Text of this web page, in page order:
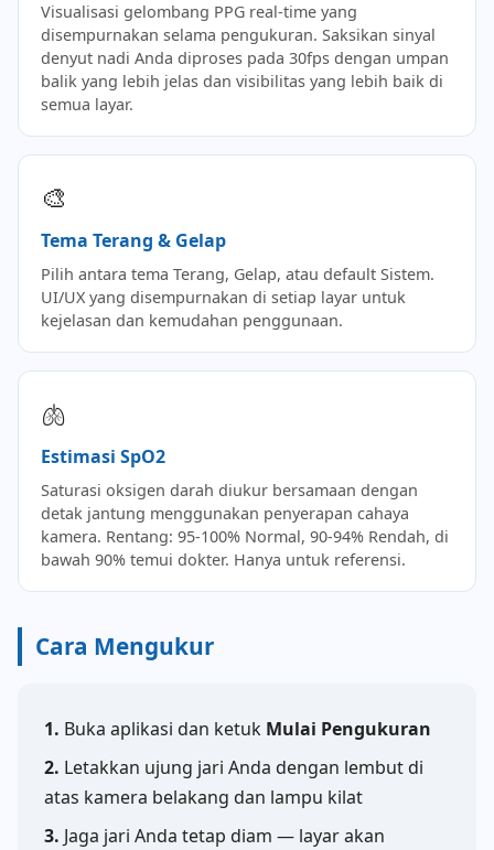
Visualisasi gelombang PPG real-time yang
disempurnakan selama pengukuran. Saksikan sinyal
denyut nadi Anda diproses pada 30fps dengan umpan
balik yang lebih jelas dan visibilitas yang lebih baik di
semua layar.
🎨
Tema Terang & Gelap
Pilih antara tema Terang, Gelap, atau default Sistem.
UI/UX yang disempurnakan di setiap layar untuk
kejelasan dan kemudahan penggunaan.
🫁
Estimasi SpO2
Saturasi oksigen darah diukur bersamaan dengan
detak jantung menggunakan penyerapan cahaya
kamera. Rentang: 95-100% Normal, 90-94% Rendah, di
bawah 90% temui dokter. Hanya untuk referensi.
Cara Mengukur
1. Buka aplikasi dan ketuk Mulai Pengukuran
2. Letakkan ujung jari Anda dengan lembut di
atas kamera belakang dan lampu kilat
3. Jaga jari Anda tetap diam — layar akan